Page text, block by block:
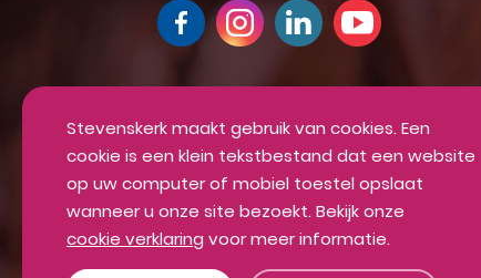
Up-to-date blijven van alle mooie
Inschrijven voor onze nieuwsbrief
Algemene voorwaarden Privacyverklaring
Stevenskerk maakt gebruik van cookies. Een
cookie is een klein tekstbestand dat een website
op uw computer of mobiel toestel opslaat
wanneer u onze site bezoekt. Bekijk onze
cookie verklaring voor meer informatie.